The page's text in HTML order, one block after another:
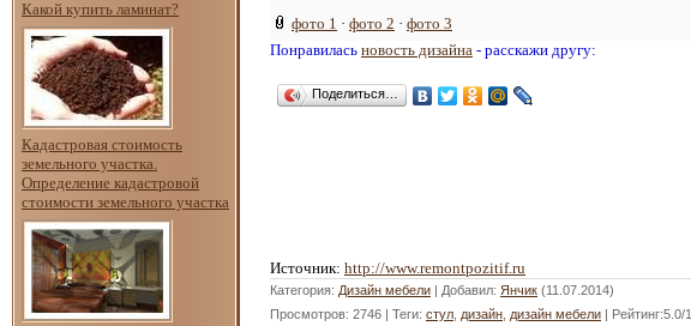
Какой купить ламинат?
Кадастровая стоимость
земельного участка.
Определение кадастровой
стоимости земельного участка
фото 1 · фото 2 · фото 3
Понравилась новость дизайна - расскажи другу:
Поделиться…
Источник: http://www.remontpozitif.ru
Категория: Дизайн мебели | Добавил: Янчик (11.07.2014)
Просмотров: 2746 | Теги: стул дизайн дизайн мебели | Рейтинг:5.0/1